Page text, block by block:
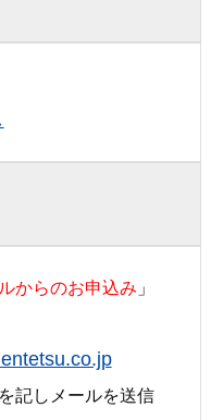
からのお申込み 」
記しメールを送信